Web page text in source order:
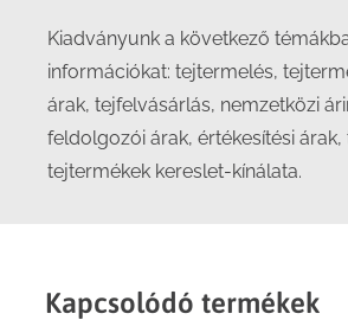
Kiadványunk a következő
információkat: tejtermelés,
árak, tejfelvásárlás, nemzetközi
feldolgozói árak, értékesítési árak,
tejtermékek kereslet-kínálata.
Kapcsolódó termékek